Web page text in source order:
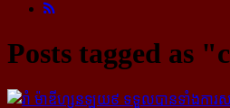
Posts tagged as